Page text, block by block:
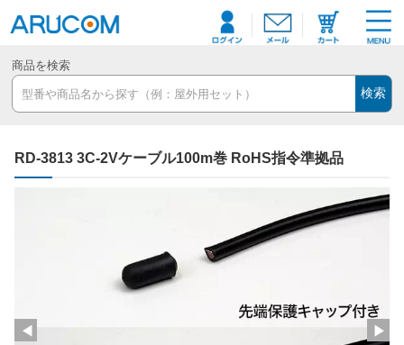
商品を検索
検索
RD-3813 3C-2Vケーブル100m巻 RoHS指令準拠品
◀ ▶